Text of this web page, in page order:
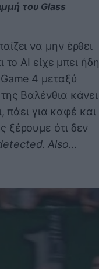
του Glass
να μην έρθει
AI είχε μπει ήδη
4 μεταξύ
Βαλένθια κάνει
πάει για καφέ και
ξέρουμε ότι δεν
Also…